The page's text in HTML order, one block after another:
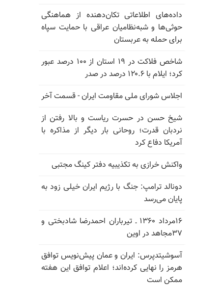
داده‌های اطلاعاتی تکان‌دهنده از هماهنگی
حوثی‌ها و شبه‌نظامیان عراقی با حمایت سپاه
برای حمله به عربستان
شاخص فلاکت در ۱۹ استان از ۱۰۰ درصد عبور
کرد؛ ایلام با ۱۲۰.۶ درصد در صدر
اجلاس شورای ملی مقاومت ایران - قسمت آخر
شیخ حسن در حسرت ریاست و بالا رفتن از
نردبان قدرت؛ روحانی بار دیگر از مذاکره با
آمریکا دفاع کرد
واکنش خرازی به تکذیبیه دفتر کینگ مجتبی
دونالد ترامپ: جنگ با رژیم ایران خیلی زود به
پایان می‌رسد
۱۶مرداد ۱۳۶۰ ـ تیرباران احمدرضا شادبختی و
۳۷مجاهد در اوین
آسوشیتدپرس: ایران و عمان پیش‌نویس توافق
هرمز را نهایی کرده‌اند؛ اعلام توافق این هفته
ممکن است